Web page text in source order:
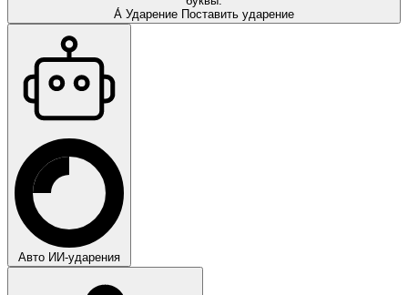
А́ Ударение Поставить ударение
Авто ИИ-ударения